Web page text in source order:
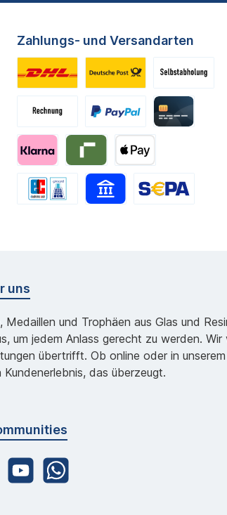
Zahlungs- und Versandarten
uns
und Trophäen aus Glas und
um jedem Anlass gerecht zu werden.
übertrifft. Ob online oder in
das überzeugt.